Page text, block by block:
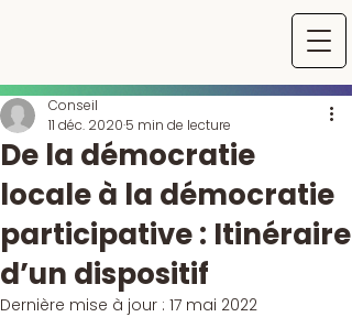
De la démocratie
locale à la démocratie
participative : Itinéraire
d’un dispositif
Conseil
11 déc. 2020 5 min de lecture
Dernière mise à jour : 17 mai 2022